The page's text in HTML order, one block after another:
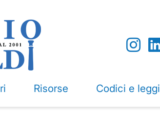
Risorse Codici e leggi